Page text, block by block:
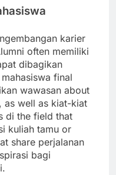
karier
often memiliki
dibagikan
final
wawasan about
as well as kiat-kiat
di the field that
kuliah tamu or
share perjalanan
bagi